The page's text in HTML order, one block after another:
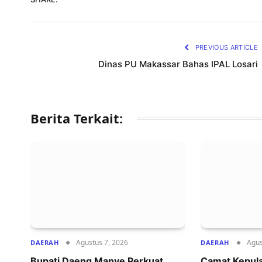
PREVIOUS ARTICLE
Dinas PU Makassar Bahas IPAL Losari
Berita Terkait:
DAERAH Agustus 7, 2026 DAERAH